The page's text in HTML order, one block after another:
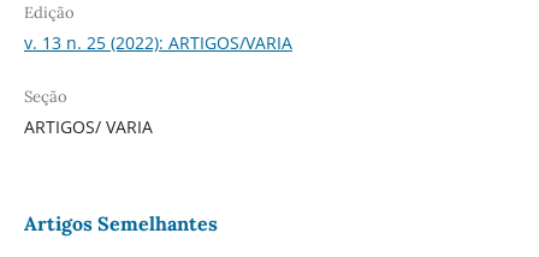
Edição
v. 13 n. 25 (2022): ARTIGOS/VARIA
Seção
ARTIGOS/ VARIA
Artigos Semelhantes